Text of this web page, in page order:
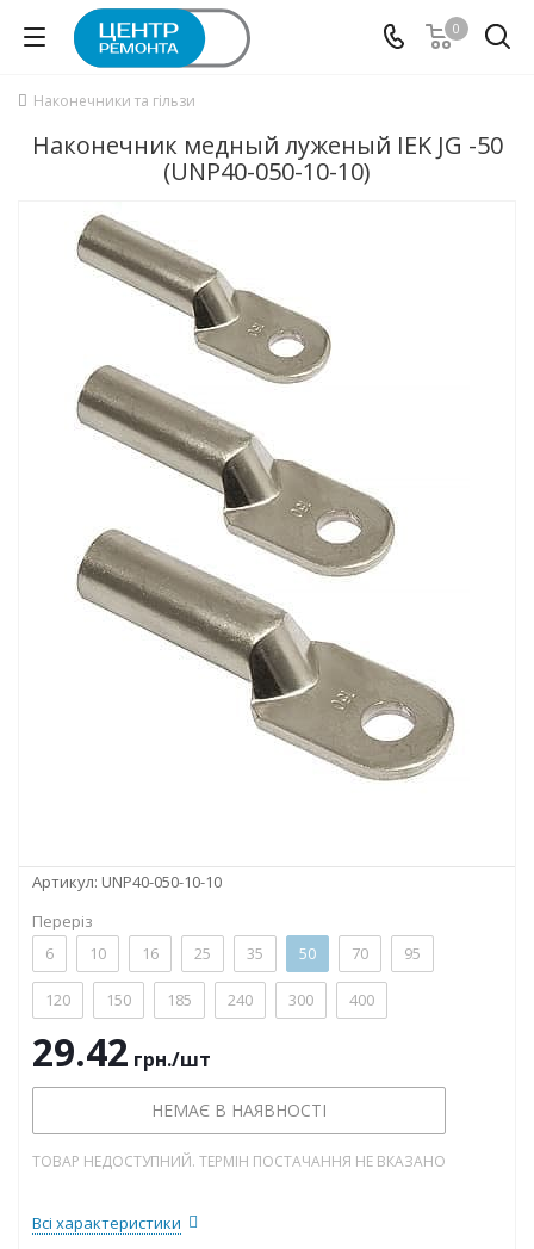
0
Наконечники та гільзи
Наконечник медный луженый IEK JG -50
(UNP40-050-10-10)
Артикул: UNP40-050-10-10
Переріз
6
10 16 25 35 50 70 95
120 150 185 240 300 400
29.42 грн./шт
НЕМАЄ В НАЯВНОСТІ
ТОВАР НЕДОСТУПНИЙ. ТЕРМІН ПОСТАЧАННЯ НЕ ВКАЗАНО
Всі характеристики